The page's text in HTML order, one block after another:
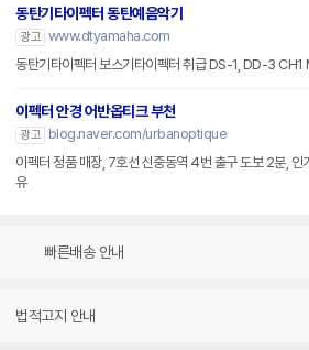
동탄기타이펙터 동탄예음악기
광고 www.dtyamaha.com
동탄기타이펙터 보스기타이펙터 취급 DS-1, DD-3
이펙터 안경 어반옵티크 부천
광고
blog.naver.com/urbanoptique
이펙터 정품 매장, 7호선 신중동역 4번 출구 도보 2분, 인
유
빠른배송 안내
법적고지 안내